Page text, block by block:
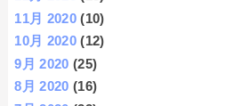
11月 2020 (10)
10月 2020 (12)
9月 2020 (25)
8月 2020 (16)